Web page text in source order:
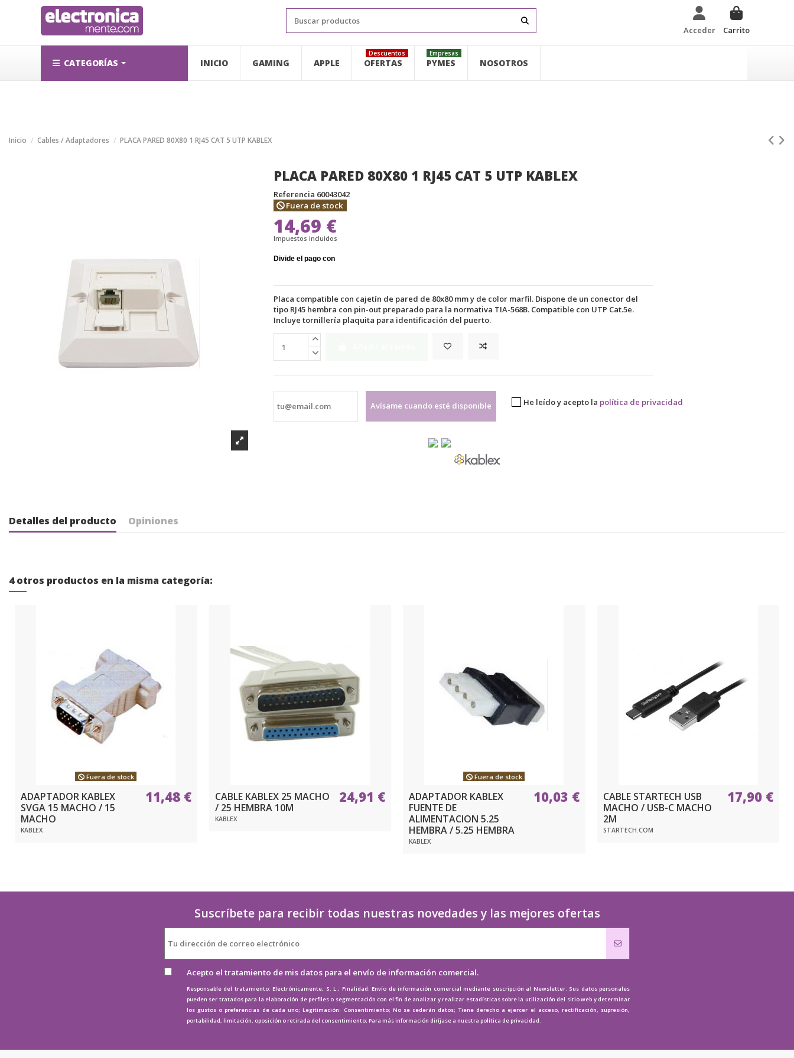
Acceder Carrito
CATEGORÍAS INICIO GAMING APPLE OFERTAS
Descuentos
PYMES
Empresas
NOSOTROS
Inicio Cables / Adaptadores PLACA PARED 80X80 1 RJ45 CAT 5 UTP KABLEX
PLACA PARED 80X80 1 RJ45 CAT 5 UTP KABLEX
Referencia 60043042
Fuera de stock
14,69 €
Impuestos incluidos
Placa compatible con cajetín de pared de 80x80 mm y de color marfil. Dispone de un conector del
tipo RJ45 hembra con pin-out preparado para la normativa TIA-568B. Compatible con UTP Cat.5e.
Incluye tornillería plaquita para identificación del puerto.
Avísame cuando esté disponible He leído y acepto la política de privacidad
Detalles del producto Opiniones
4 otros productos en la misma categoría:
Fuera de stock
ADAPTADOR KABLEX
SVGA 15 MACHO / 15
MACHO
KABLEX
11,48 €
CABLE KABLEX 25 MACHO
/ 25 HEMBRA 10M
KABLEX
24,91 €
Fuera de stock
ADAPTADOR KABLEX
FUENTE DE
ALIMENTACION 5.25
HEMBRA / 5.25 HEMBRA
KABLEX
10,03 €
CABLE STARTECH USB
MACHO / USB-C MACHO
2M
STARTECH.COM
17,90 €
Suscríbete para recibir todas nuestras novedades y las mejores ofertas
Acepto el tratamiento de mis datos para el envío de información comercial.
Responsable del tratamiento: Electrónicamente, S. L.; Finalidad: Envío de información comercial mediante suscripción al Newsletter. Sus datos personales
pueden ser tratados para la elaboración de perfiles o segmentación con el fin de analizar y realizar estadísticas sobre la utilización del sitio web y determinar
los gustos o preferencias de cada uno; Legitimación: Consentimiento; No se cederán datos; Tiene derecho a ejercer el acceso, rectificación, supresión,
portabilidad, limitación, oposición o retirada del consentimiento; Para más información diríjase a nuestra política de privacidad.